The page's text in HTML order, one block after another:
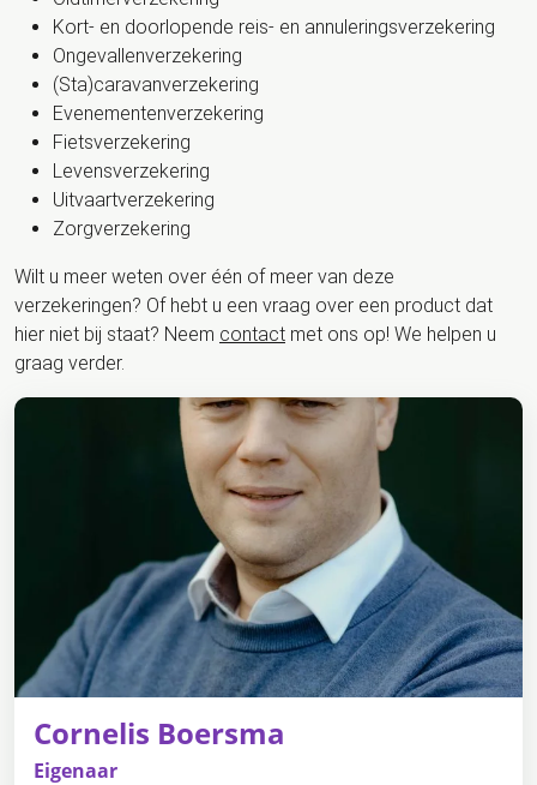
Kort- en doorlopende reis- en annuleringsverzekering
Ongevallenverzekering
(Sta)caravanverzekering
Evenementenverzekering
Fietsverzekering
Levensverzekering
Uitvaartverzekering
Zorgverzekering
Wilt u meer weten over één of meer van deze
verzekeringen? Of hebt u een vraag over een product dat
hier niet bij staat? Neem contact met ons op! We helpen u
graag verder.
Cornelis Boersma
Eigenaar